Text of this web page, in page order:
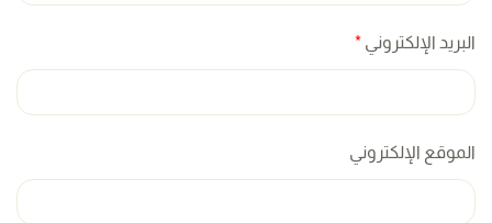
البريد الإلكتروني *
الموقع الإلكتروني